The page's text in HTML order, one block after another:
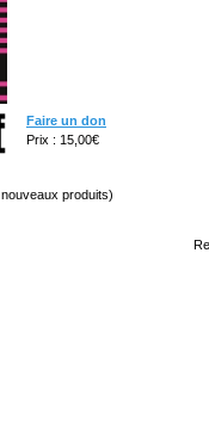
Faire un don
Prix : 15,00€
nouveaux produits)